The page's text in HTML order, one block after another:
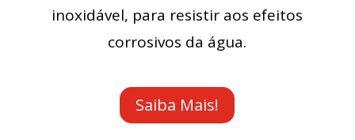
inoxidável, para resistir aos efeitos
corrosivos da água.
Saiba Mais!